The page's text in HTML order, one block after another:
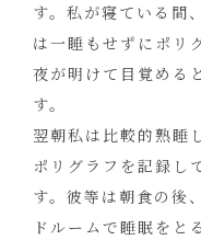
す。私が寝ている間
は一睡もせずにポリ
夜が明けて目覚める
す。
翌朝私は比較的熟睡
ポリグラフを記録し
す。彼等は朝食の後
ドルームで睡眠をと